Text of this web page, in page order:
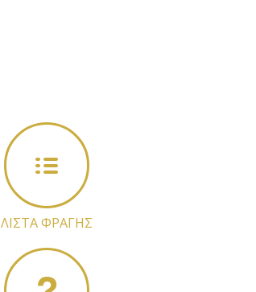
ΛΙΣΤΑ ΦΡΑΓΗΣ